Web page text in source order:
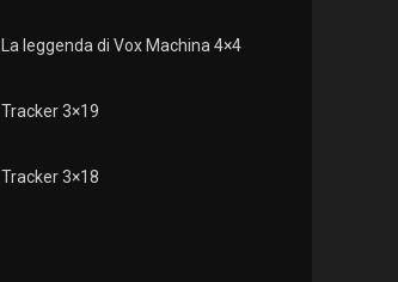
La leggenda di Vox Machina 4×4
Tracker 3×19
Tracker 3×18